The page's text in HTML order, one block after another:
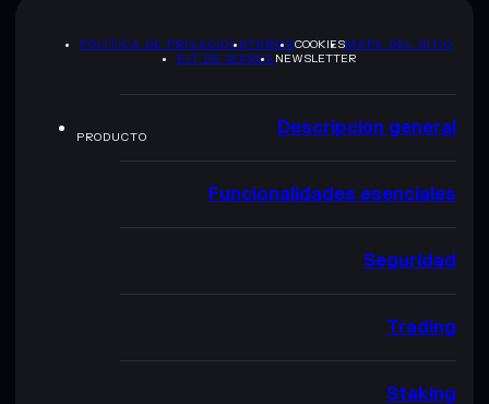
POLÍTICA DE PRIVACIDADTERMSCOOKIESMAPA DEL SITIO
KIT DE MARCA NEWSLETTER
PRODUCTO Descripción general
Funcionalidades esenciales
Seguridad
Trading
Staking